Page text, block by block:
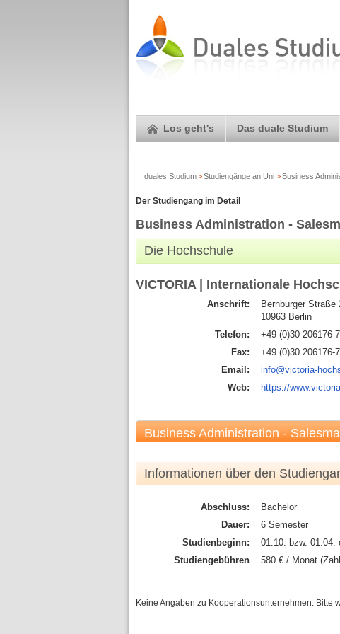
Los geht's Das duale Studium
duales Studium> Studiengänge an Uni > Business
Der Studiengang im Detail
Business Administration -
Die Hochschule
VICTORIA | Internationale
Anschrift:
Bernburger Straße
10963 Berlin
Telefon:
+49 (0)30 206176-
Fax:
+49 (0)30 206176-
Email:
info@victoria-
Web:
https://
Business Administration -
Informationen über den
Abschluss:
Bachelor
Dauer:
6 Semester
Studienbeginn:
01.10. bzw. 01.04.
Studiengebühren
580 € / Monat
Keine Angaben zu Kooperationsunternehmen. Bitte